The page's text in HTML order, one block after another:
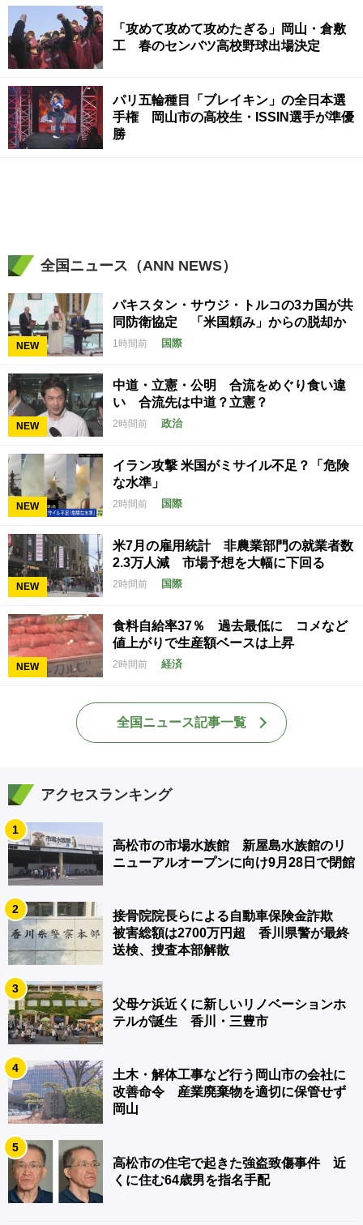
「攻めて攻めて攻めたぎる」岡山・倉敷
工 春のセンバツ高校野球出場決定
パリ五輪種目「ブレイキン」の全日本選
手権 岡山市の高校生・ISSIN選手が準優
勝
全国ニュース（ANN NEWS）
NEW
パキスタン・サウジ・トルコの3カ国が共
同防衛協定 「米国頼み」からの脱却か
1時間前 国際
NEW
中道・立憲・公明 合流をめぐり食い違
い 合流先は中道？立憲？
2時間前 政治
NEW
イラン攻撃 米国がミサイル不足？「危険
な水準」
2時間前 国際
NEW
米7月の雇用統計 非農業部門の就業者数
2.3万人減 市場予想を大幅に下回る
2時間前 国際
NEW
食料自給率37％ 過去最低に コメなど
値上がりで生産額ベースは上昇
2時間前 経済
全国ニュース記事一覧
アクセスランキング
1
高松市の市場水族館 新屋島水族館のリ
ニューアルオープンに向け9月28日で閉館
2
接骨院院長らによる自動車保険金詐欺
被害総額は2700万円超 香川県警が最終
送検、捜査本部解散
3
父母ケ浜近くに新しいリノベーションホ
テルが誕生 香川・三豊市
4
土木・解体工事など行う岡山市の会社に
改善命令 産業廃棄物を適切に保管せず
岡山
5
高松市の住宅で起きた強盗致傷事件 近
くに住む64歳男を指名手配